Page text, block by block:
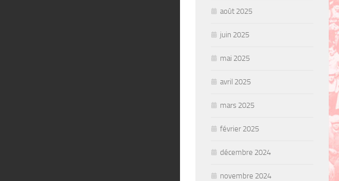
août 2025
juin 2025
mai 2025
avril 2025
mars 2025
février 2025
décembre 2024
novembre 2024